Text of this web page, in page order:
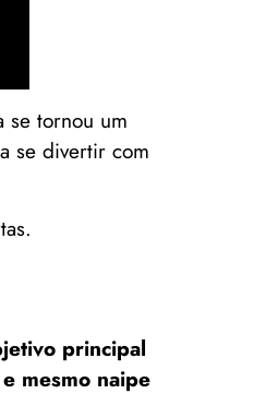
se tornou um
se divertir com
principal
mesmo naipe